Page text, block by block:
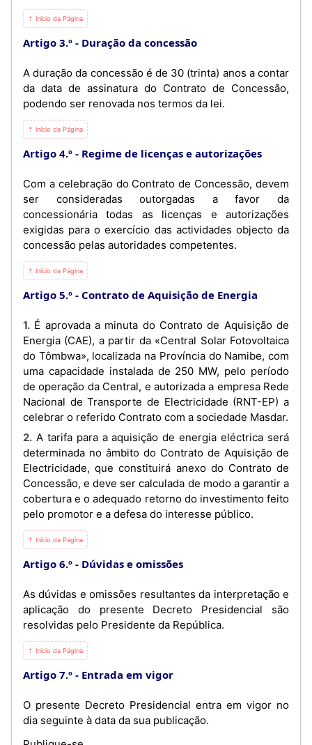
⇡ Início da Página
Artigo 3.º Duração da concessão
A duração da concessão é de 30 (trinta) anos a contar
da data de assinatura do Contrato de Concessão,
podendo ser renovada nos termos da lei.
⇡ Início da Página
Artigo 4.º Regime de licenças e autorizações
Com a celebração do Contrato de Concessão, devem
ser consideradas outorgadas a favor da
concessionária todas as licenças e autorizações
exigidas para o exercício das actividades objecto da
concessão pelas autoridades competentes.
⇡ Início da Página
Artigo 5.º Contrato de Aquisição de Energia
1. É aprovada a minuta do Contrato de Aquisição de
Energia (CAE), a partir da «Central Solar Fotovoltaica
do Tômbwa», localizada na Província do Namibe, com
uma capacidade instalada de 250 MW, pelo período
de operação da Central, e autorizada a empresa Rede
Nacional de Transporte de Electricidade (RNT-EP) a
celebrar o referido Contrato com a sociedade Masdar.
2. A tarifa para a aquisição de energia eléctrica será
determinada no âmbito do Contrato de Aquisição de
Electricidade, que constituirá anexo do Contrato de
Concessão, e deve ser calculada de modo a garantir a
cobertura e o adequado retorno do investimento feito
pelo promotor e a defesa do interesse público.
⇡ Início da Página
Artigo 6.º Dúvidas e omissões
As dúvidas e omissões resultantes da interpretação e
aplicação do presente Decreto Presidencial são
resolvidas pelo Presidente da República.
⇡ Início da Página
Artigo 7.º Entrada em vigor
O presente Decreto Presidencial entra em vigor no
dia seguinte à data da sua publicação.